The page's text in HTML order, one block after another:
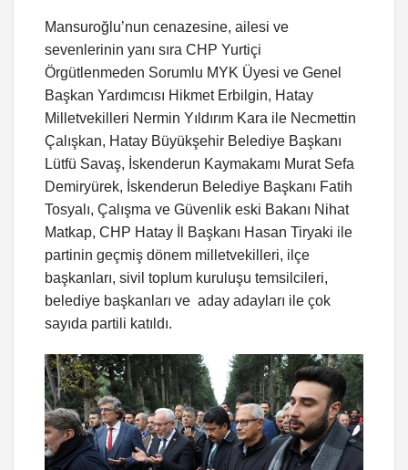
Mansuroğlu’nun cenazesine, ailesi ve
sevenlerinin yanı sıra CHP Yurtiçi
Örgütlenmeden Sorumlu MYK Üyesi ve Genel
Başkan Yardımcısı Hikmet Erbilgin, Hatay
Milletvekilleri Nermin Yıldırım Kara ile Necmettin
Çalışkan, Hatay Büyükşehir Belediye Başkanı
Lütfü Savaş, İskenderun Kaymakamı Murat Sefa
Demiryürek, İskenderun Belediye Başkanı Fatih
Tosyalı, Çalışma ve Güvenlik eski Bakanı Nihat
Matkap, CHP Hatay İl Başkanı Hasan Tiryaki ile
partinin geçmiş dönem milletvekilleri, ilçe
başkanları, sivil toplum kuruluşu temsilcileri,
belediye başkanları ve aday adayları ile çok
sayıda partili katıldı.